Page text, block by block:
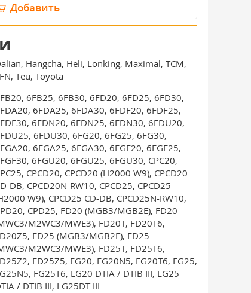
Добавить
Hangcha, Heli, Lonking, Maximal, TCM,
Teu, Toyota
6FB25, 6FB30, 6FD20, 6FD25, 6FD30,
6FDA25, 6FDA30, 6FDF20, 6FDF25,
6FDN20, 6FDN25, 6FDN30, 6FDU20,
6FDU30, 6FG20, 6FG25, 6FG30,
6FGA25, 6FGA30, 6FGF20, 6FGF25,
6FGU20, 6FGU25, 6FGU30, CPC20,
CPCD20, CPCD20 (H2000 W9), CPCD20
DB, CPCD20N-RW10, CPCD25, CPCD25
W9), CPCD25 CD-DB, CPCD25N-RW10,
CPD25, FD20 (MGB3/MGB2E), FD20
M2WC3/MWE3), FD20T, FD20T6,
FD25 (MGB3/MGB2E), FD25
M2WC3/MWE3), FD25T, FD25T6,
FD25Z5, FG20, FG20N5, FG20T6, FG25,
FG25T6, LG20 DTIA / DTIB III, LG25
/ DTIB III, LG25DT III